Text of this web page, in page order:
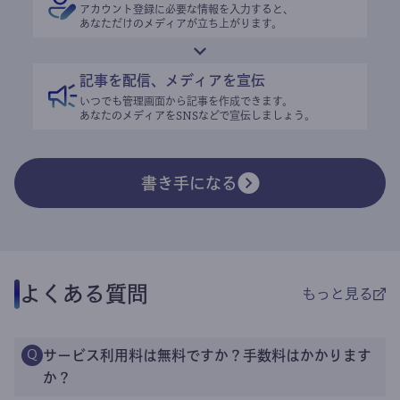
アカウント登録に必要な情報を入力すると、
あなただけのメディアが立ち上がります。
記事を配信、メディアを宣伝
いつでも管理画面から記事を作成できます。
あなたのメディアをSNSなどで宣伝しましょう。
書き手になる
よくある質問 もっと見る
Q サービス利用料は無料ですか？手数料はかかります
か？